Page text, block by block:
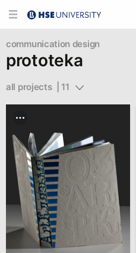
communication design
prototeka
all projects  | 11